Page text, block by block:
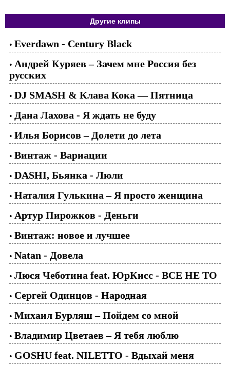
Другие клипы
• Everdawn - Century Black
• Андрей Куряев – Зачем мне Россия без
русских
• DJ SMASH & Клава Кока — Пятница
• Дана Лахова - Я ждать не буду
• Илья Борисов – Долети до лета
• Винтаж - Вариации
• DASHI, Бьянка - Люли
• Наталия Гулькина – Я просто женщина
• Артур Пирожков - Деньги
• Винтаж: новое и лучшее
• Natan - Довела
• Люся Чеботина feat. ЮрКисс - ВСЕ НЕ ТО
• Сергей Одинцов - Народная
• Михаил Бурляш – Пойдем со мной
• Владимир Цветаев – Я тебя люблю
• GOSHU feat. NILETTO - Вдыхай меня